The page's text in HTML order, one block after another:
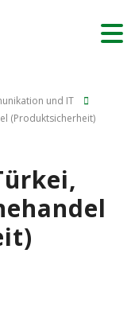
und IT
(Produktsicherheit)